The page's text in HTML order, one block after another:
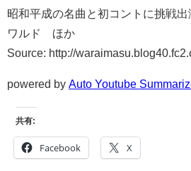
昭和平成の名曲と初コントに挑戦
ワルド ほか
Source: http://
powered by Auto Youtube
共有:
Facebook X